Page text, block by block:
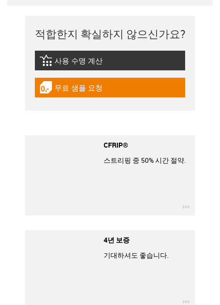
적합한지 확실하지 않으신가요?
igus-icon-lebensdauerrechner
사용 수명 계산
igus-icon-gratismuster
무료 샘플 요청
CFRIP®
스트리핑 중 50% 시간 절약.
4년 보증
기대하셔도 좋습니다.